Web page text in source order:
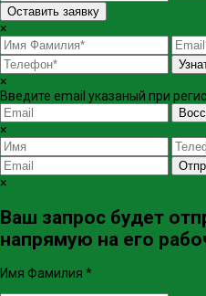
Оставить заявку
×
×
Введите email указаный при
×
×
Ваш запрос будет
напрямую на его
Имя Фамилия *